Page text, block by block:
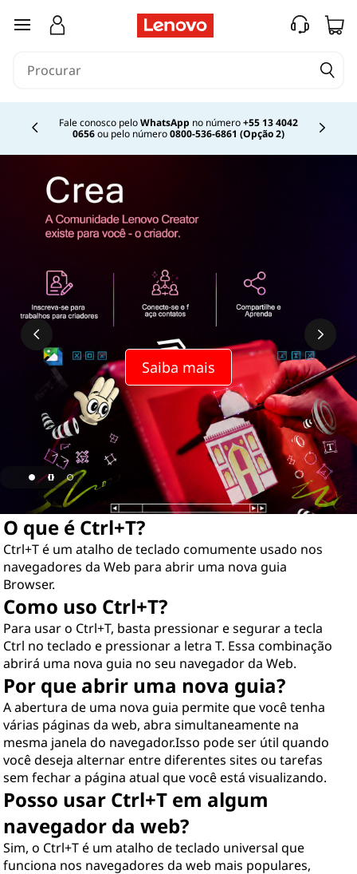
O
é
saltar para o conteúdo principal
Fale conosco peloWhatsApp no número+55 13 4042
0656ou pelo número0800-536-6861 (Opção 2)
Currently displaying item 2 of
Saiba mais
O que é Ctrl+T?
Ctrl+T é um atalho de teclado comumente usado nos
navegadores da Web para abrir uma nova guia
Browser.
Como uso Ctrl+T?
Para usar o Ctrl+T, basta pressionar e segurar a tecla
Ctrl no teclado e pressionar a letra T. Essa combinação
abrirá uma nova guia no seu navegador da Web.
Por que abrir uma nova guia?
A abertura de uma nova guia permite que você tenha
várias páginas da web, abra simultaneamente na
mesma janela do navegador.Isso pode ser útil quando
você deseja alternar entre diferentes sites ou tarefas
sem fechar a página atual que você está visualizando.
Posso usar Ctrl+T em algum
navegador da web?
Sim, o Ctrl+T é um atalho de teclado universal que
funciona nos navegadores da web mais populares,